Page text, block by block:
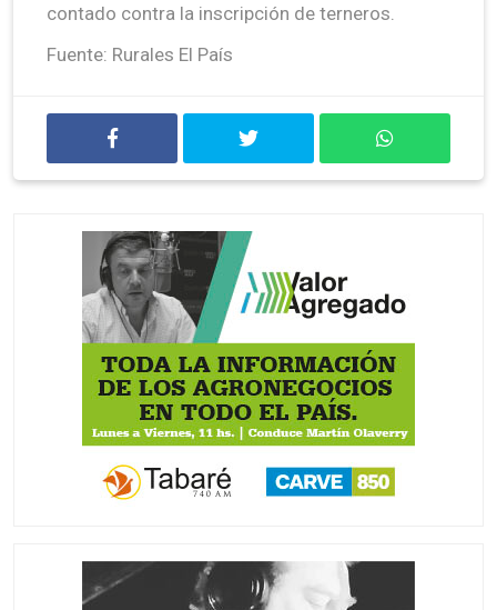
contado contra la inscripción de terneros.
Fuente: Rurales El País